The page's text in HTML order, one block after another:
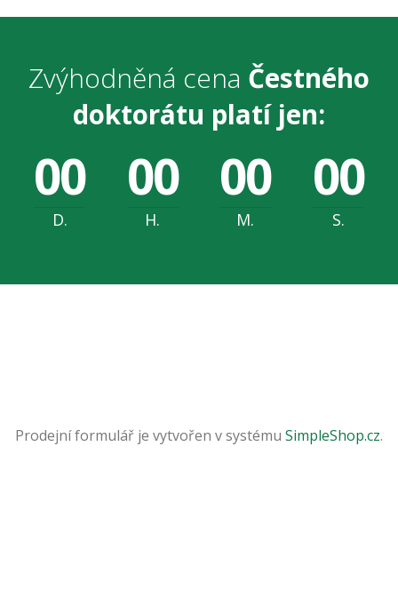
Zvýhodněná cena Čestného
doktorátu platí jen:
00
D.
00
H.
00
M.
00
S.
Prodejní formulář je vytvořen v systému SimpleShop.cz.